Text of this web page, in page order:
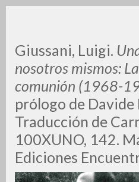
Giussani, Luigi.
nosotros mismos:
comunión (1968-
prólogo de Davide
Traducción de
100XUNO, 142.
Ediciones